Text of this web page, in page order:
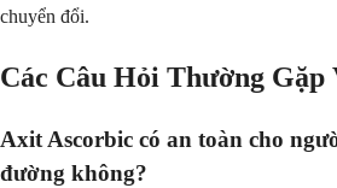
chuyển đổi.
Các Câu Hỏi Thường Gặp
Axit Ascorbic có an toàn cho
đường không?